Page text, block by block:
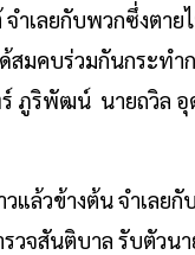
จำเลยกับพวกซึ่งต
มคบร่วมกันกระทำ
ริพัฒน์ นายถวิล อุด
วแล้วข้างต้น จำเล
วจสันติบาล รับตัวน